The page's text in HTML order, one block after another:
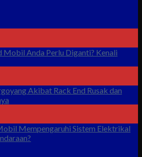
Mobil Anda Perlu Diganti? Kenali
Akibat Rack End Rusak dan
Mempengaruhi Sistem Elektrikal